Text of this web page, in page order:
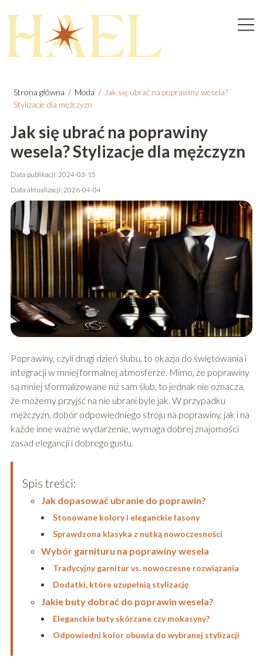
Strona główna / Moda / Jak się ubrać na poprawiny wesela?
Stylizacje dla mężczyzn
Jak się ubrać na poprawiny
wesela? Stylizacje dla mężczyzn
Data publikacji: 2024-03-15
Data aktualizacji: 2026-04-04
Poprawiny, czyli drugi dzień ślubu, to okazja do świętowania i
integracji w mniej formalnej atmosferze. Mimo, że poprawiny
są mniej sformalizowane niż sam ślub, to jednak nie oznacza,
że możemy przyjść na nie ubrani byle jak. W przypadku
mężczyzn, dobór odpowiedniego stroju na poprawiny, jak i na
każde inne ważne wydarzenie, wymaga dobrej znajomości
zasad elegancji i dobrego gustu.
Spis treści:
Jak dopasować ubranie do poprawin?
Stonowane kolory i eleganckie fasony
Sprawdzona klasyka z nutką nowoczesności
Wybór garnituru na poprawiny wesela
Tradycyjny garnitur vs. nowoczesne rozwiązania
Dodatki, które uzupełnią stylizację
Jakie buty dobrać do poprawin wesela?
Eleganckie buty skórzane czy mokasyny?
Odpowiedni kolor obuwia do wybranej stylizacji